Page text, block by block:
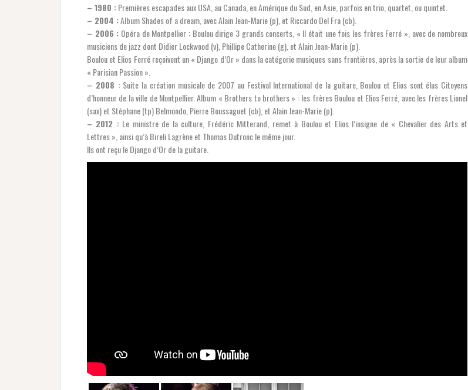
– 1980 :Premières escapades aux USA, au Canada, en Amérique du Sud, en Asie, parfois en trio, quartet, ou quintet.
– 2004 :Album Shades of a dream, avec Alain Jean-Marie (p), et Riccardo Del Fra (cb).
– 2006 : Opéra de Montpellier : Boulou dirige 3 grands concerts, « Il était une fois les frères Ferré », avec de nombreux
musiciens de jazz dont Didier Lockwood (v), Phillipe Catherine (g), et Alain Jean-Marie (p).
Boulou et Elios Ferré reçoivent un « Django d’Or » dans la catégorie musiques sans frontières, après la sortie de leur album
« Parisian Passion ».
– 2008 :Suite la création musicale de 2007 au Festival International de la guitare, Boulou et Elios sont élus Citoyens
d’honneur de la ville de Montpellier. Album « Brothers to brothers » : les frères Boulou et Elios Ferré, avec les frères Lionel
(sax) et Stéphane (tp) Belmondo, Pierre Boussaguet (cb), et Alain Jean-Marie (p).
– 2012 :Le ministre de la culture, Frédéric Mitterand, remet à Boulou et Elios l’insigne de « Chevalier des Arts et
Lettres », ainsi qu’à Bireli Lagrène et Thomas Dutronc le même jour.
Ils ont reçu le Django d’Or de la guitare.